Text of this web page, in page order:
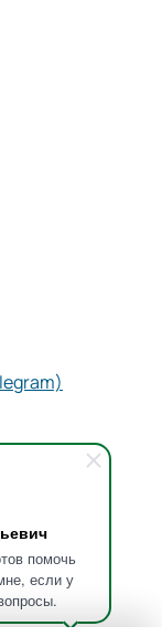
помочь
если у